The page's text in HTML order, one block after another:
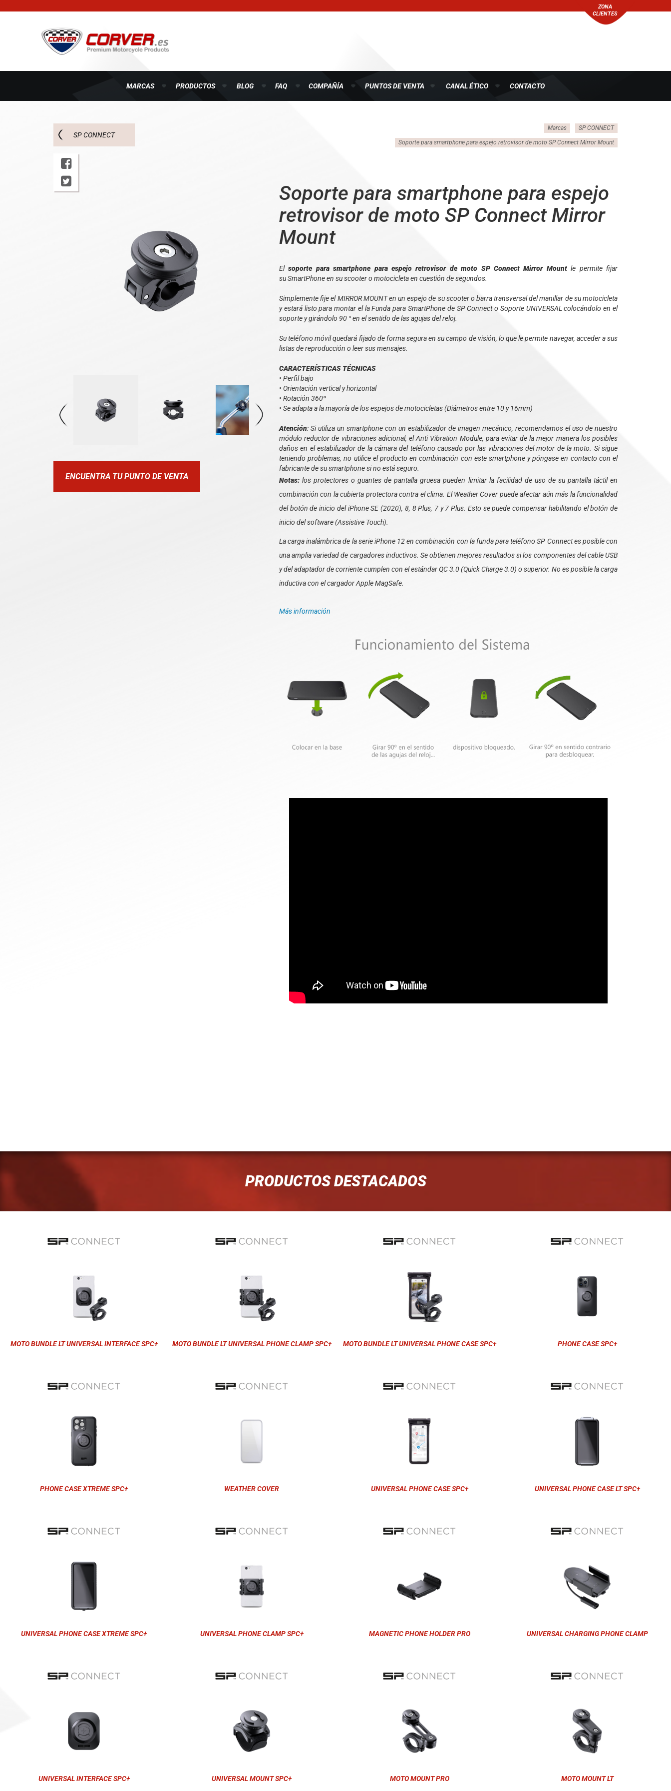
ZONA
CLIENTES
MARCAS PRODUCTOS BLOG FAQ COMPAÑÍA PUNTOS DE VENTA CANAL ÉTICO CONTACTO
SP CONNECT
Marcas SP CONNECT
Soporte para smartphone para espejo retrovisor de moto SP Connect Mirror Mount
ENCUENTRA TU PUNTO DE VENTA
Soporte para smartphone para espejo
retrovisor de moto SP Connect Mirror
Mount
Elsoporte para smartphone para espejo retrovisor de moto SP Connect Mirror Mountle permite fijar
su SmartPhone en su scooter o motocicleta en cuestión de segundos.
Simplemente fije el MIRROR MOUNT en un espejo de su scooter o barra transversal del manillar de su motocicleta
y estará listo para montar el la Funda para SmartPhone de SP Connect o Soporte UNIVERSAL colocándolo en el
soporte y girándolo 90 ° en el sentido de las agujas del reloj.
Su teléfono móvil quedará fijado de forma segura en su campo de visión, lo que le permite navegar, acceder a sus
listas de reproducción o leer sus mensajes.
CARACTERÍSTICAS TÉCNICAS
• Perfil bajo
• Orientación vertical y horizontal
• Rotación 360º
• Se adapta a la mayoría de los espejos de motocicletas (Diámetros entre 10 y 16mm)
Atención: Si utiliza un smartphone con un estabilizador de imagen mecánico, recomendamos el uso de nuestro
módulo reductor de vibraciones adicional, el Anti Vibration Module, para evitar de la mejor manera los posibles
daños en el estabilizador de la cámara del teléfono causado por las vibraciones del motor de la moto. Si sigue
teniendo problemas, no utilice el producto en combinación con este smartphone y póngase en contacto con el
fabricante de su smartphone si no está seguro.
Notas: los protectores o guantes de pantalla gruesa pueden limitar la facilidad de uso de su pantalla táctil en
combinación con la cubierta protectora contra el clima. El Weather Cover puede afectar aún más la funcionalidad
del botón de inicio del iPhone SE (2020), 8, 8 Plus, 7 y 7 Plus. Esto se puede compensar habilitando el botón de
inicio del software (Assistive Touch).
La carga inalámbrica de la serie iPhone 12 en combinación con la funda para teléfono SP Connect es posible con
una amplia variedad de cargadores inductivos. Se obtienen mejores resultados si los componentes del cable USB
y del adaptador de corriente cumplen con el estándar QC 3.0 (Quick Charge 3.0) o superior. No es posible la carga
inductiva con el cargador Apple MagSafe.
Más información
PRODUCTOS DESTACADOS
MOTO BUNDLE LT UNIVERSAL INTERFACE SPC+ MOTO BUNDLE LT UNIVERSAL PHONE CLAMP SPC+ MOTO BUNDLE LT UNIVERSAL PHONE CASE SPC+ PHONE CASE SPC+
PHONE CASE XTREME SPC+ WEATHER COVER UNIVERSAL PHONE CASE SPC+ UNIVERSAL PHONE CASE LT SPC+
UNIVERSAL PHONE CASE XTREME SPC+ UNIVERSAL PHONE CLAMP SPC+ MAGNETIC PHONE HOLDER PRO UNIVERSAL CHARGING PHONE CLAMP
UNIVERSAL INTERFACE SPC+ UNIVERSAL MOUNT SPC+ MOTO MOUNT PRO MOTO MOUNT LT